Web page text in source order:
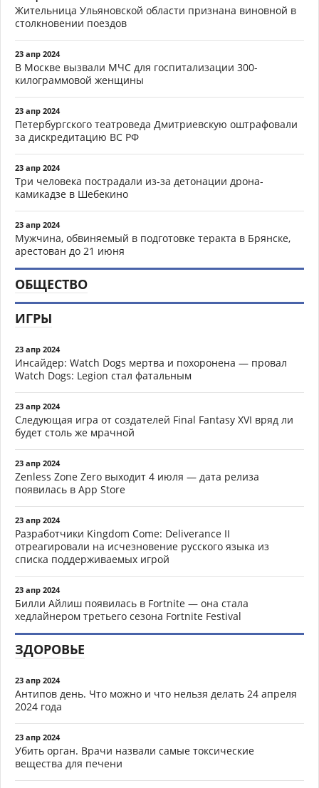
Жительница Ульяновской области признана виновной в
столкновении поездов
23 апр 2024
В Москве вызвали МЧС для госпитализации 300-
килограммовой женщины
23 апр 2024
Петербургского театроведа Дмитриевскую оштрафовали
за дискредитацию ВС РФ
23 апр 2024
Три человека пострадали из-за детонации дрона-
камикадзе в Шебекино
23 апр 2024
Мужчина, обвиняемый в подготовке теракта в Брянске,
арестован до 21 июня
ОБЩЕСТВО
ИГРЫ
23 апр 2024
Инсайдер: Watch Dogs мертва и похоронена — провал
Watch Dogs: Legion стал фатальным
23 апр 2024
Следующая игра от создателей Final Fantasy XVI вряд ли
будет столь же мрачной
23 апр 2024
Zenless Zone Zero выходит 4 июля — дата релиза
появилась в App Store
23 апр 2024
Разработчики Kingdom Come: Deliverance II
отреагировали на исчезновение русского языка из
списка поддерживаемых игрой
23 апр 2024
Билли Айлиш появилась в Fortnite — она стала
хедлайнером третьего сезона Fortnite Festival
ЗДОРОВЬЕ
23 апр 2024
Антипов день. Что можно и что нельзя делать 24 апреля
2024 года
23 апр 2024
Убить орган. Врачи назвали самые токсические
вещества для печени